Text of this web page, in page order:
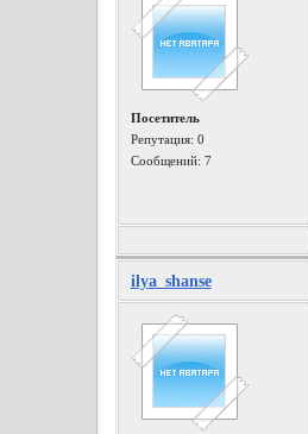
Посетитель
Репутация: 0
Сообщений: 7
ilya_shanse